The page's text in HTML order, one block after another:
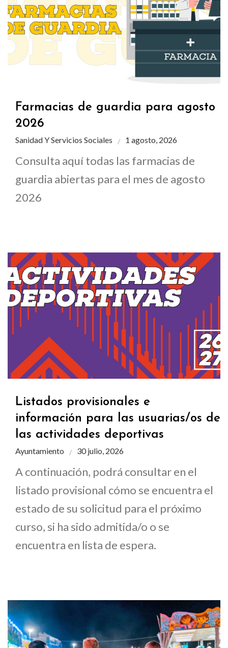
Farmacias de guardia para agosto
2026
Sanidad Y Servicios Sociales 1 agosto, 2026
Consulta aquí todas las farmacias de
guardia abiertas para el mes de agosto
2026
Listados provisionales e
información para las usuarias/os de
las actividades deportivas
Ayuntamiento 30 julio, 2026
A continuación, podrá consultar en el
listado provisional cómo se encuentra el
estado de su solicitud para el próximo
curso, si ha sido admitida/o o se
encuentra en lista de espera.